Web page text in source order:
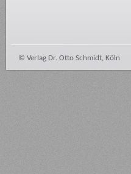
© Verlag Dr. Otto Schmidt, Köln